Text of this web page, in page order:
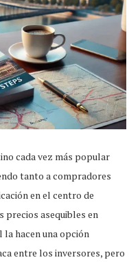
cada vez más popular
tanto a compradores
en el centro de
precios asequibles en
hacen una opción
entre los inversores, pero